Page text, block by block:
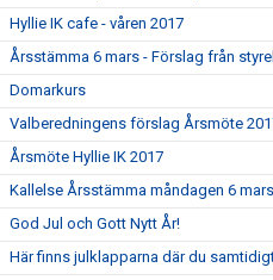
Hyllie IK cafe - våren 2017
Årsstämma 6 mars - Förslag från
Domarkurs
Valberedningens förslag Årsmöte
Årsmöte Hyllie IK 2017
Kallelse Årsstämma måndagen 6
God Jul och Gott Nytt År!
Här finns julklapparna där du